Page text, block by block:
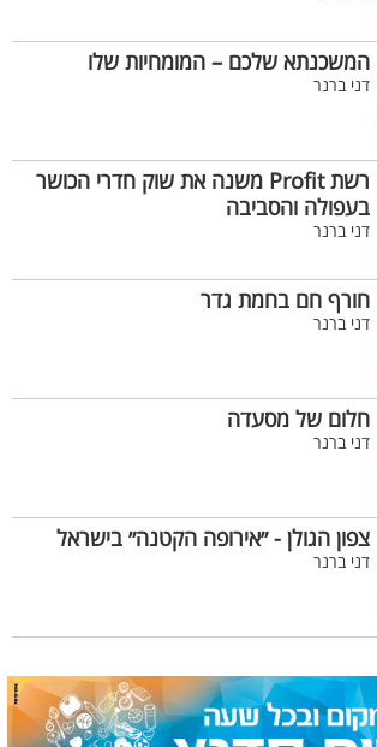
המשכנתא שלכם – המומחיות שלו
דני ברנר
רשת Profit משנה את שוק חדרי הכושר
בעפולה והסביבה
דני ברנר
חורף חם בחמת גדר
דני ברנר
חלום של מסעדה
דני ברנר
צפון הגולן - ״אירופה הקטנה״ בישראל
דני ברנר